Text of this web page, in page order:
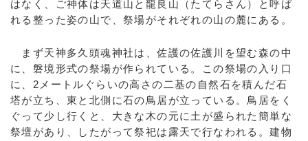
はなく、ご神体は天道山と龍良山（たてらさん）と呼ば
れる整った姿の山で、祭場がそれぞれの山の麓にある。
まず天神多久頭魂神社は、佐護の佐護川を望む森の中
に、磐境形式の祭場が作られている。この祭場の入り口
に、2メートルぐらいの高さの二基の自然石を積んだ石
塔が立ち、東と北側に石の鳥居が立っている。鳥居をく
ぐって少し行くと、大きな木の元に土が盛られた簡単な
祭壇があり、したがって祭祀は露天で行なわれる。建物